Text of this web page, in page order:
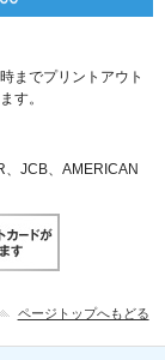
までプリントアウト
す。
、JCB、AMERICAN
ページトップへもどる